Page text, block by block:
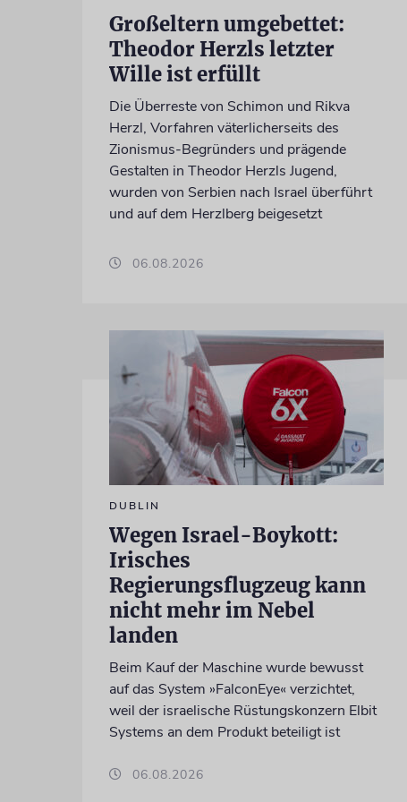
Großeltern umgebettet:
Theodor Herzls letzter
Wille ist erfüllt
Die Überreste von Schimon und Rikva
Herzl, Vorfahren väterlicherseits des
Zionismus-Begründers und prägende
Gestalten in Theodor Herzls Jugend,
wurden von Serbien nach Israel überführt
und auf dem Herzlberg beigesetzt
06.08.2026
DUBLIN
Wegen Israel-Boykott:
Irisches
Regierungsflugzeug kann
nicht mehr im Nebel
landen
Beim Kauf der Maschine wurde bewusst
auf das System »FalconEye« verzichtet,
weil der israelische Rüstungskonzern Elbit
Systems an dem Produkt beteiligt ist
06.08.2026